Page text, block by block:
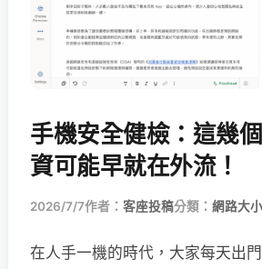
手機安全健檢：這幾
資可能早就在外流！
2026/7/7作者： 客座投稿分類： 網路大
在人手一機的時代，大家每天出